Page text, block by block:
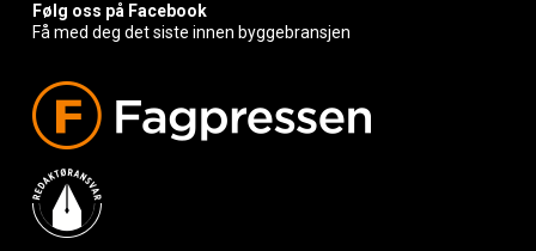
Følg oss på Facebook
Få med deg det siste innen byggebransjen